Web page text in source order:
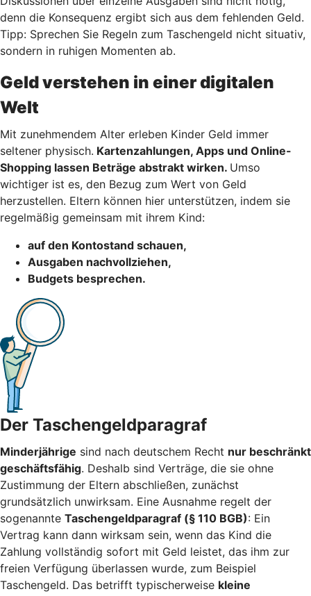
denn die Konsequenz ergibt sich aus dem fehlenden Geld.
Tipp: Sprechen Sie Regeln zum Taschengeld nicht situativ,
sondern in ruhigen Momenten ab.
Geld verstehen in einer digitalen
Welt
Mit zunehmendem Alter erleben Kinder Geld immer
seltener physisch. Kartenzahlungen, Apps und Online-
Shopping lassen Beträge abstrakt wirken. Umso
wichtiger ist es, den Bezug zum Wert von Geld
herzustellen. Eltern können hier unterstützen, indem sie
regelmäßig gemeinsam mit ihrem Kind:
auf den Kontostand schauen,
Ausgaben nachvollziehen,
Budgets besprechen.
Der Taschengeldparagraf
Minderjährige sind nach deutschem Recht nur beschränkt
geschäftsfähig. Deshalb sind Verträge, die sie ohne
Zustimmung der Eltern abschließen, zunächst
grundsätzlich unwirksam. Eine Ausnahme regelt der
sogenannte Taschengeldparagraf (§ 110 BGB): Ein
Vertrag kann dann wirksam sein, wenn das Kind die
Zahlung vollständig sofort mit Geld leistet, das ihm zur
freien Verfügung überlassen wurde, zum Beispiel
Taschengeld. Das betrifft typischerweise kleine